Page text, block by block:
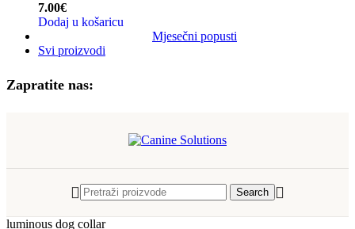
7.00€
Dodaj u košaricu
Mjesečni popusti
Svi proizvodi
Zapratite nas:
Search
luminous dog collar